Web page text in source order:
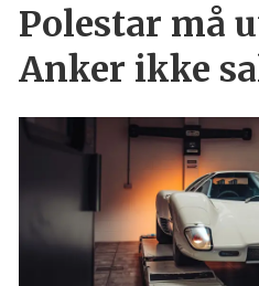
Polestar må
Anker ikke